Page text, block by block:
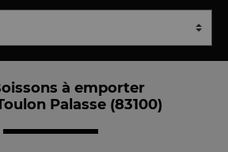
à emporter
Palasse (83100)